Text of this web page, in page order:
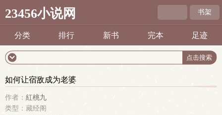
23456小说网 书架
分类 排行 新书 完本 足迹
如何让宿敌成为老婆
作者： 紅桃九
类型：藏经阁